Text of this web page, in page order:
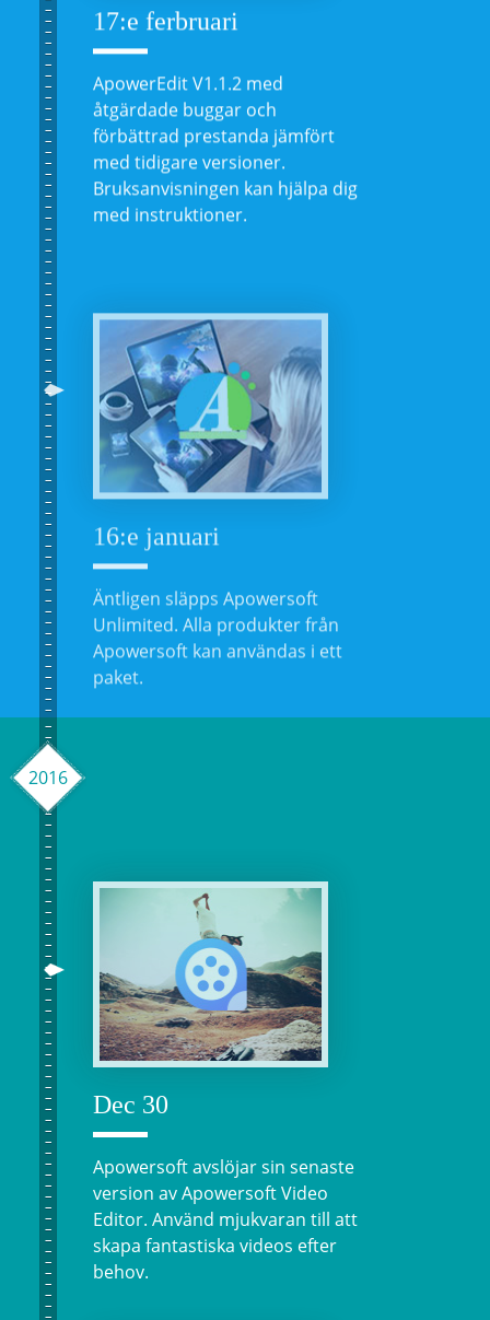
17:e ferbruari
ApowerEdit V1.1.2 med
åtgärdade buggar och
förbättrad prestanda jämfört
med tidigare versioner.
Bruksanvisningen kan hjälpa dig
med instruktioner.
16:e januari
Äntligen släpps Apowersoft
Unlimited. Alla produkter från
Apowersoft kan användas i ett
paket.
2016
Dec 30
Apowersoft avslöjar sin senaste
version av Apowersoft Video
Editor. Använd mjukvaran till att
skapa fantastiska videos efter
behov.